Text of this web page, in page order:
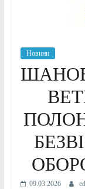
Новини
09.03.2026